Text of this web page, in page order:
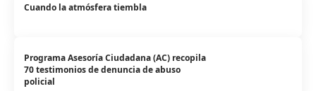
Cuando la atmósfera tiembla
Programa Asesoría Ciudadana (AC) recopila
70 testimonios de denuncia de abuso
policial